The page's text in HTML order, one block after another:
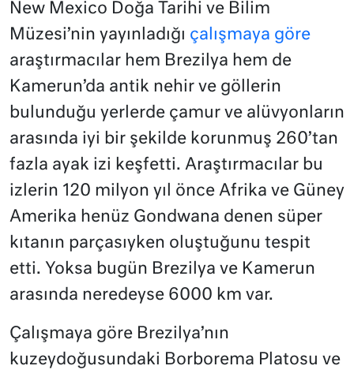
New Mexico Doğa Tarihi ve Bilim
Müzesi’nin yayınladığı çalışmaya göre
araştırmacılar hem Brezilya hem de
Kamerun’da antik nehir ve göllerin
bulunduğu yerlerde çamur ve alüvyonların
arasında iyi bir şekilde korunmuş 260’tan
fazla ayak izi keşfetti. Araştırmacılar bu
izlerin 120 milyon yıl önce Afrika ve Güney
Amerika henüz Gondwana denen süper
kıtanın parçasıyken oluştuğunu tespit
etti. Yoksa bugün Brezilya ve Kamerun
arasında neredeyse 6000 km var.
Çalışmaya göre Brezilya’nın
kuzeydoğusundaki Borborema Platosu ve